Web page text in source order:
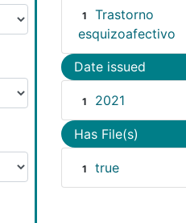
1
Trastorno
esquizoafectivo
Date issued
1 2021
Has File(s)
1 true